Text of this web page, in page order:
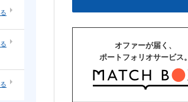
オファーが届く、
ポートフォリオサービス。